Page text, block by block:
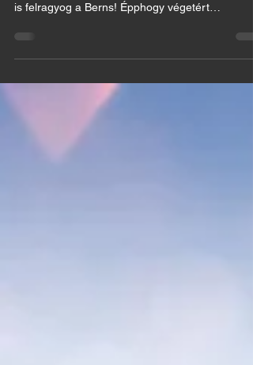
KEDVENC LETT A BERNS Már Horvátországban
is felragyog a Berns! Épphogy végetért